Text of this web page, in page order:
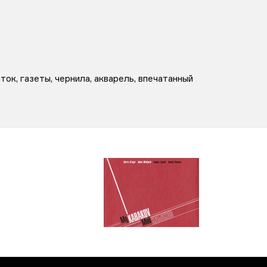
газеты, чернила, акварель, впечатанный